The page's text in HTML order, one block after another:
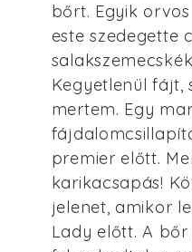
bőrt. Egyik
este szedegette
Kegyetlenül fájt,
mertem. Egy
premier előtt.
karikacsapás!
jelenet, amikor
Lady előtt. A bőr